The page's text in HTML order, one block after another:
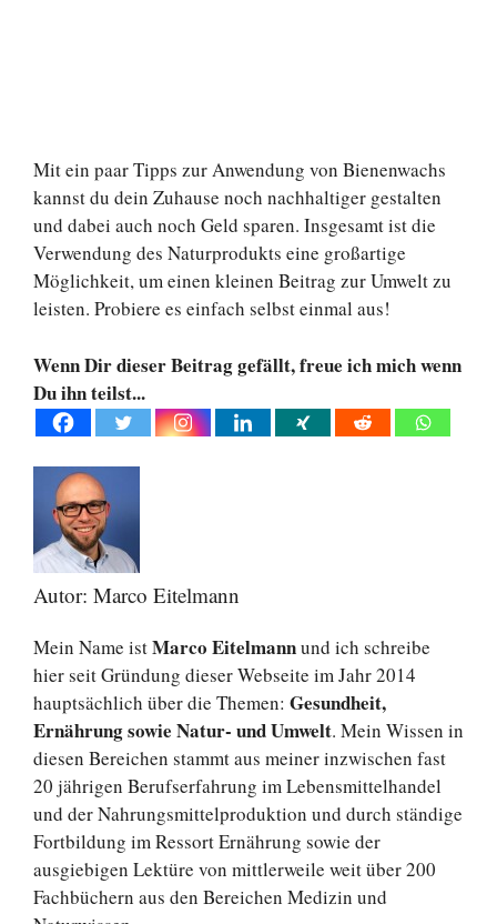
Mit ein paar Tipps zur Anwendung von Bienenwachs
kannst du dein Zuhause noch nachhaltiger gestalten
und dabei auch noch Geld sparen. Insgesamt ist die
Verwendung des Naturprodukts eine großartige
Möglichkeit, um einen kleinen Beitrag zur Umwelt zu
leisten. Probiere es einfach selbst einmal aus!
Wenn Dir dieser Beitrag gefällt, freue ich mich wenn
Du ihn teilst...
Autor: Marco Eitelmann
Mein Name istMarco Eitelmannund ich schreibe
hier seit Gründung dieser Webseite im Jahr 2014
hauptsächlich über die Themen: Gesundheit,
Ernährung sowie Natur- und Umwelt. Mein Wissen in
diesen Bereichen stammt aus meiner inzwischen fast
20 jährigen Berufserfahrung im Lebensmittelhandel
und der Nahrungsmittelproduktion und durch ständige
Fortbildung im Ressort Ernährung sowie der
ausgiebigen Lektüre von mittlerweile weit über 200
Fachbüchern aus den Bereichen Medizin und